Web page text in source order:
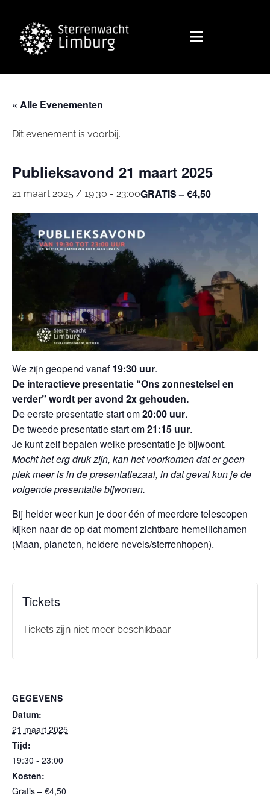
« Alle Evenementen
Dit evenement is voorbij.
Publieksavond 21 maart 2025
21 maart 2025 / 19:30 - 23:00GRATIS – €4,50
We zijn geopend vanaf19:30 uur.
De interactieve presentatie “Ons zonnestelsel en
verder” wordt per avond 2x gehouden.
De eerste presentatie start om20:00 uur.
De tweede presentatie start om21:15 uur.
Je kunt zelf bepalen welke presentatie je bijwoont.
Mocht het erg druk zijn, kan het voorkomen dat er geen
plek meer is in de presentatiezaal, in dat geval kun je de
volgende presentatie bijwonen.
Bij helder weer kun je door één of meerdere telescopen
kijken naar de op dat moment zichtbare hemellichamen
(Maan, planeten, heldere nevels/sterrenhopen).
GEGEVENS
Datum:
21 maart 2025
Tijd:
19:30 - 23:00
Kosten:
Gratis – €4,50
Tickets
Tickets zijn niet meer beschikbaar